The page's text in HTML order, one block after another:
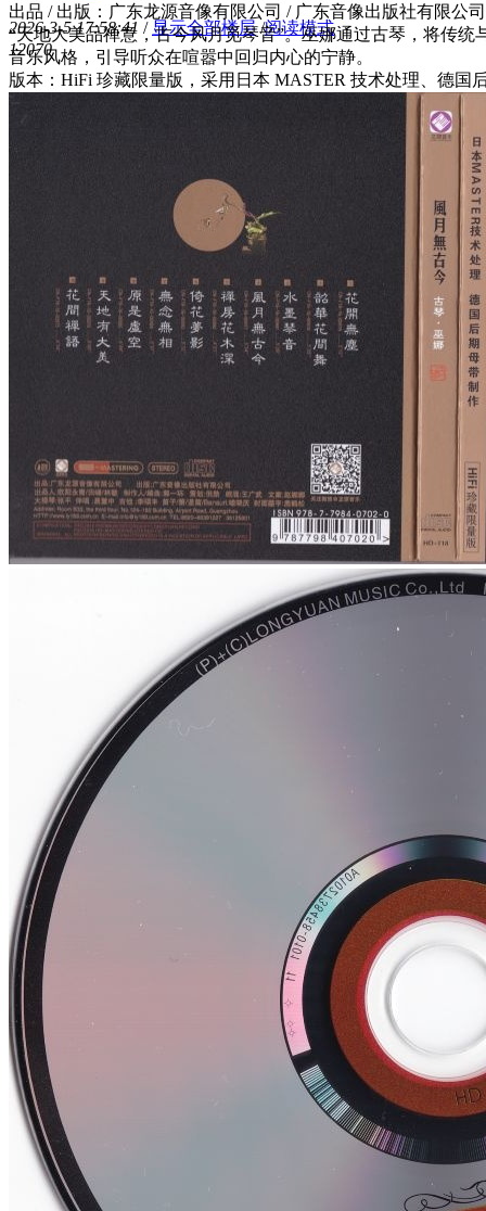
2026-3-5 17:58:41 / 显示全部楼层 /阅读模式
12070
出品 / 出版：广东龙源音像有限公司 / 广东音像出版社有限公司
“天地大美品禅意，古今风月觅琴音”。巫娜通过古琴，将传
音乐风格，引导听众在喧嚣中回归内心的宁静。
版本：HiFi 珍藏限量版，采用日本 MASTER 技术处理、德国